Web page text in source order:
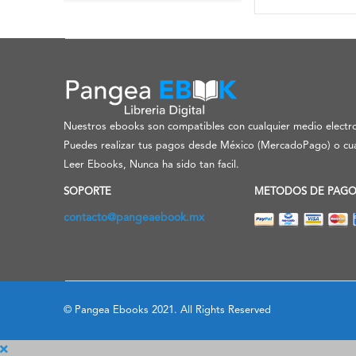
Nuestros ebooks son compatibles con cualquier medio
Puedes realizar tus pagos desde México (MercadoPago) o
Leer Ebooks, Nunca ha sido tan facil.
SOPORTE
contacto@pangeaebook.mx
METODOS DE PAGO
© Pangea Ebooks 2021. All Rights Reserved